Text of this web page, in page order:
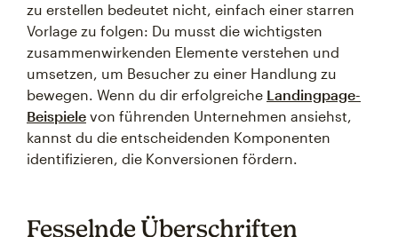
zu erstellen bedeutet nicht, einfach einer starren
Vorlage zu folgen: Du musst die wichtigsten
zusammenwirkenden Elemente verstehen und
umsetzen, um Besucher zu einer Handlung zu
bewegen. Wenn du dir erfolgreiche Landingpage-
Beispiele von führenden Unternehmen ansiehst,
kannst du die entscheidenden Komponenten
identifizieren, die Konversionen fördern.
Fesselnde Überschriften